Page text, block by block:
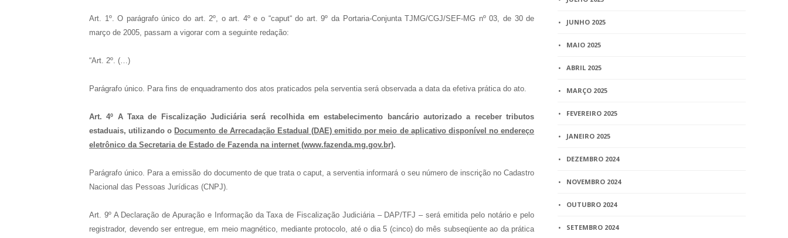
Art. 1º. O parágrafo único do art. 2º, o art. 4º e o “caput“ do art. 9º da Portaria-Conjunta TJMG/CGJ/SEF-MG nº 03, de 30 de
março de 2005, passam a vigorar com a seguinte redação:
“Art. 2º. (…)
Parágrafo único. Para fins de enquadramento dos atos praticados pela serventia será observada a data da efetiva prática do ato.
Art. 4º A Taxa de Fiscalização Judiciária será recolhida em estabelecimento bancário autorizado a receber tributos
estaduais, utilizando o Documento de Arrecadação Estadual (DAE) emitido por meio de aplicativo disponível no endereço
eletrônico da Secretaria de Estado de Fazenda na internet (www.fazenda.mg.gov.br).
Parágrafo único. Para a emissão do documento de que trata o caput, a serventia informará o seu número de inscrição no Cadastro
Nacional das Pessoas Jurídicas (CNPJ).
Art. 9º A Declaração de Apuração e Informação da Taxa de Fiscalização Judiciária – DAP/TFJ – será emitida pelo notário e pelo
registrador, devendo ser entregue, em meio magnético, mediante protocolo, até o dia 5 (cinco) do mês subseqüente ao da prática
JUNHO 2025
MAIO 2025
ABRIL 2025
MARÇO 2025
FEVEREIRO 2025
JANEIRO 2025
DEZEMBRO 2024
NOVEMBRO 2024
OUTUBRO 2024
SETEMBRO 2024